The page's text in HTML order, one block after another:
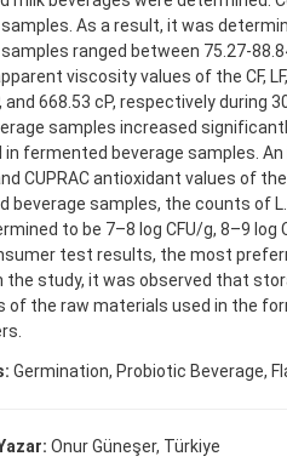
As a result, it was
ranged between 75.27-
viscosity values of the CF,
and 668.53 cP, respectively
samples increased
in fermented beverage samples.
CUPRAC antioxidant values of
beverage samples, the counts of
to be 7–8 log CFU/g, 8–9 log
test results, the most
the study, it was observed that
of the raw materials used in the
Germination, Probiotic Beverage,
Onur Güneşer, Türkiye